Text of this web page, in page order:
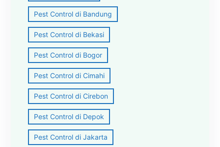
Pest Control di Bandung
Pest Control di Bekasi
Pest Control di Bogor
Pest Control di Cimahi
Pest Control di Cirebon
Pest Control di Depok
Pest Control di Jakarta